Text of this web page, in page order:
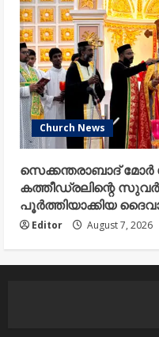
Church News
സെക്കന്തരാബാദ്
കത്തീഡ്രലിന്റെ
പൂർത്തിയാക്കിയ
Editor August 7, 2026